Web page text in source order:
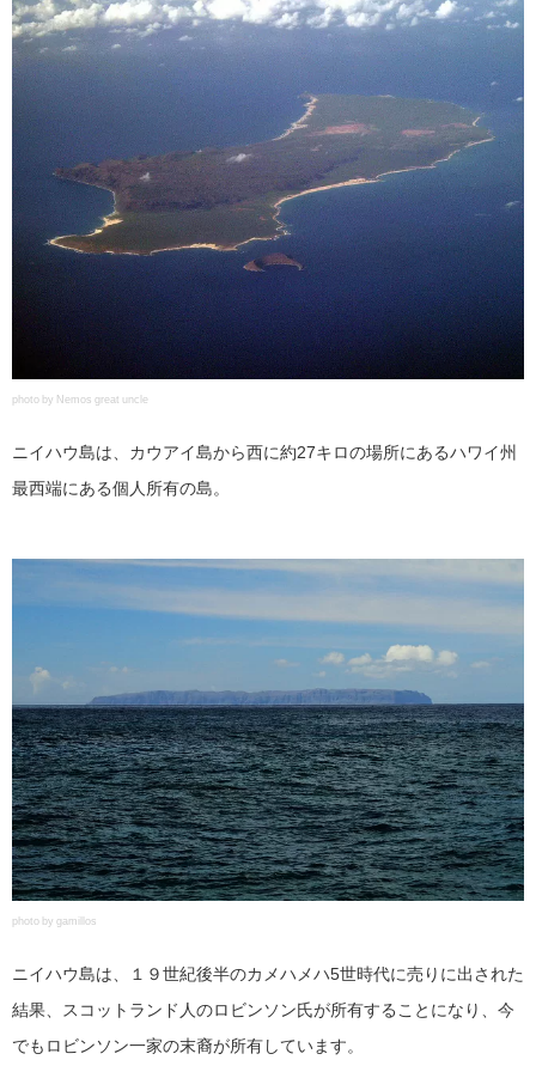
photo by Nemos great uncle
ニイハウ島は、カウアイ島から西に約27キロの場所にあるハワイ州
最西端にある個人所有の島。
photo by gamillos
ニイハウ島は、１９世紀後半のカメハメハ5世時代に売りに出された
結果、スコットランド人のロビンソン氏が所有することになり、今
でもロビンソン一家の末裔が所有しています。